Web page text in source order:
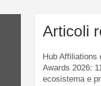
Articoli
Hub Affiliations
Awards 2026:
ecosistema e